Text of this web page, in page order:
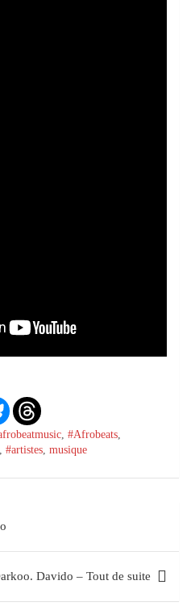
, #Afrobeats,
, #artistes, musique
Davido – Tout de suite